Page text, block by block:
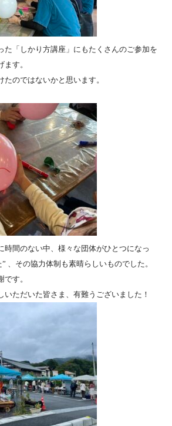
た「しかり方講座」にもたくさんのご参加を
す。
のではないかと思います。
時間のない中、様々な団体がひとつになっ
、その協力体制も素晴らしいものでした。
す。
いただいた皆さま、有難うございました！